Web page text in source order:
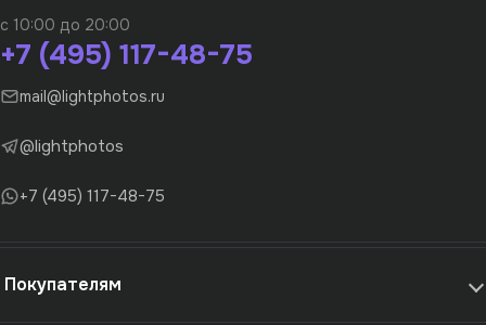
с 10:00 до 20:00
+7 (495) 117-48-75
mail@lightphotos.ru
@lightphotos
+7 (495) 117-48-75
Покупателям